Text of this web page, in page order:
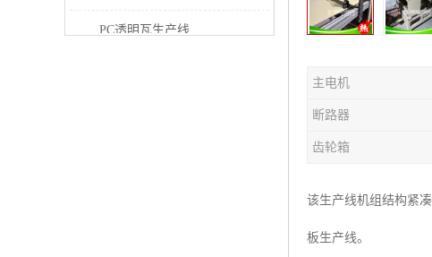
PC透明瓦生产线
主电机
断路器
齿轮箱
该生产线机组结构紧
板生产线。